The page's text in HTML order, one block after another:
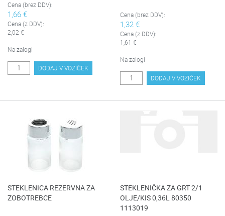
Cena (brez DDV):
1,66 €
Cena (z DDV):
2,02 €
Na zalogi
DODAJ V VOZIČEK
Cena (brez DDV):
1,32 €
Cena (z DDV):
1,61 €
Na zalogi
DODAJ V VOZIČEK
STEKLENICA REZERVNA ZA
ZOBOTREBCE
STEKLENIČKA ZA GRT 2/1
OLJE/KIS 0,36L 80350
1113019